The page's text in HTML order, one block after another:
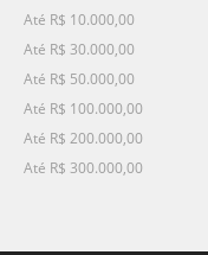
Até R$ 10.000,00
Até R$ 30.000,00
Até R$ 50.000,00
Até R$ 100.000,00
Até R$ 200.000,00
Até R$ 300.000,00